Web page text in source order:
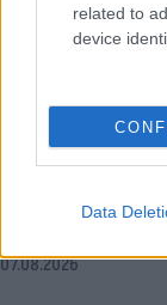
related to
device
Data
οδηγού»
07.08.2026